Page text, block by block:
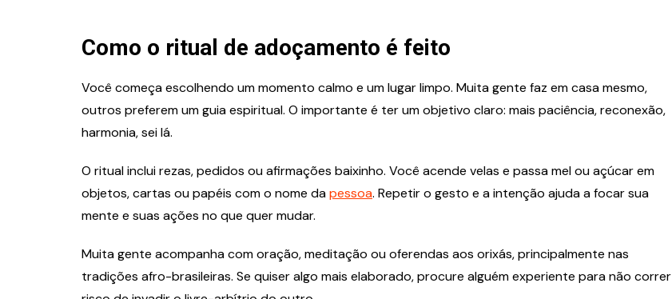
Como o ritual de adoçamento é feito
Você começa escolhendo um momento calmo e um lugar limpo. Muita gente faz em casa mesmo,
outros preferem um guia espiritual. O importante é ter um objetivo claro: mais paciência, reconexão,
harmonia, sei lá.
O ritual inclui rezas, pedidos ou afirmações baixinho. Você acende velas e passa mel ou açúcar em
objetos, cartas ou papéis com o nome dapessoa. Repetir o gesto e a intenção ajuda a focar sua
mente e suas ações no que quer mudar.
Muita gente acompanha com oração, meditação ou oferendas aos orixás, principalmente nas
tradições afro-brasileiras. Se quiser algo mais elaborado, procure alguém experiente para não correr